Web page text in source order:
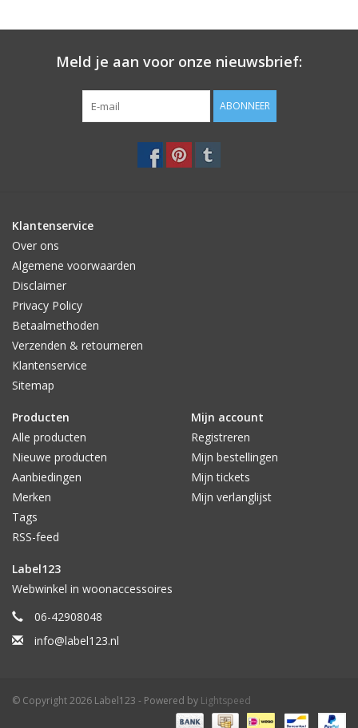
Meld je aan voor onze nieuwsbrief:
ABONNEER
Klantenservice
Over ons
Algemene voorwaarden
Disclaimer
Privacy Policy
Betaalmethoden
Verzenden & retourneren
Klantenservice
Sitemap
Producten
Alle producten
Nieuwe producten
Aanbiedingen
Merken
Tags
RSS-feed
Mijn account
Registreren
Mijn bestellingen
Mijn tickets
Mijn verlanglijst
Label123
Webwinkel in woonaccessoires
06-42908048
info@label123.nl
© Copyright 2026 Label123 - Powered by Lightspeed